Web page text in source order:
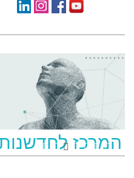
המכון ללימודים
המרכז לחדשנות
הקליניקה
and Urban
Informatics
•
•
•
•
•
•
•